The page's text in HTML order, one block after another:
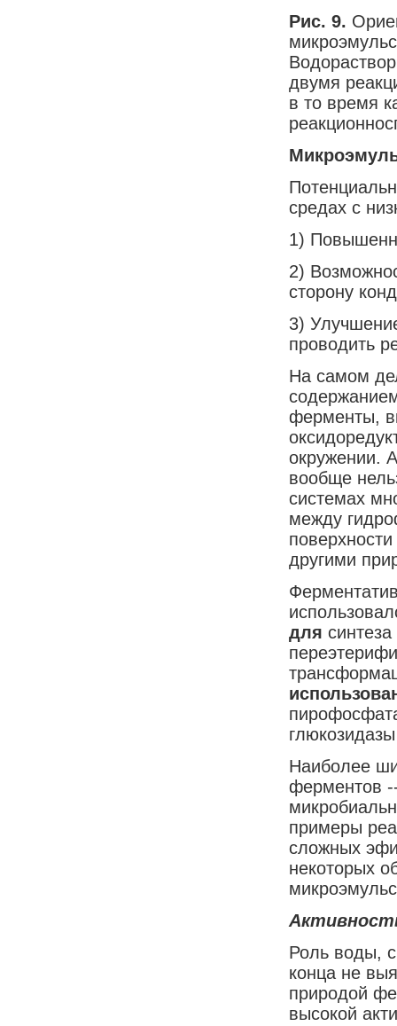
Рис. 9.
двумя
в то время
средах с
1)
2)
сторону
3)
проводить
На самом
ферменты,
окружении.
вообще
системах
между
другими
для
Наиболее
ферментов
примеры
сложных
некоторых
Роль воды,
конца не
природой
высокой